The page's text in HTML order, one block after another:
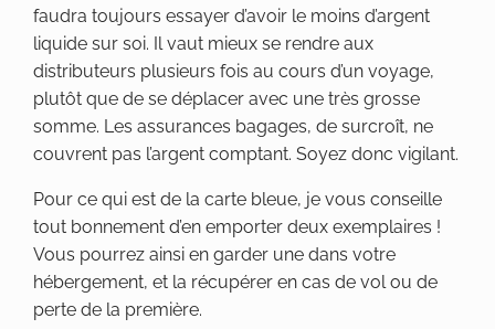
faudra toujours essayer d’avoir le moins d’argent
liquide sur soi. Il vaut mieux se rendre aux
distributeurs plusieurs fois au cours d’un voyage,
plutôt que de se déplacer avec une très grosse
somme. Les assurances bagages, de surcroît, ne
couvrent pas l’argent comptant. Soyez donc vigilant.
Pour ce qui est de la carte bleue, je vous conseille
tout bonnement d’en emporter deux exemplaires !
Vous pourrez ainsi en garder une dans votre
hébergement, et la récupérer en cas de vol ou de
perte de la première.